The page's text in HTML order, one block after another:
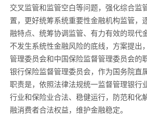
交叉监管和监管空白等问题，强化综合监
置，更好统筹系统重要性金融机构监管，
融特点、统筹协调监管、有力有效的现代
不发生系统性金融风险的底线，方案提出
管理委员会和中国保险监督管理委员会的
银行保险监督管理委员会，作为国务院直
职责是，依照法律法规统一监督管理银行
行业和保险业合法、稳健运行，防范和化
融消费者合法权益，维护金融稳定。